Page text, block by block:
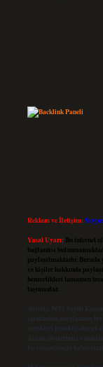
Reklam ve İletişim:
Yasal Uyarı: Bu internet
bağlantısı
paylaşılmaktadır.
ve kişiler hakkında
benzerlikleri tamamen
taşımazlar.
Sitemiz, 5651 Sayılı
tarafından onaylanmış
içerikleri proaktif olarak
Ancak, üyelerimiz
bu sorumluluğu kabul